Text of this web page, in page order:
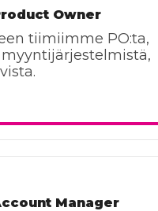
Owner
tiimiimme PO:ta,
Manager